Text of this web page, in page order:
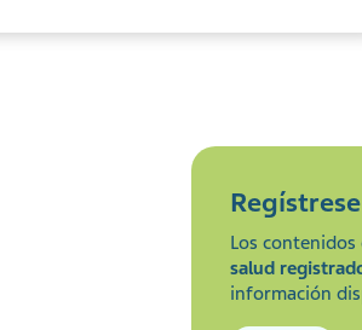
Los contenidos
salud
información